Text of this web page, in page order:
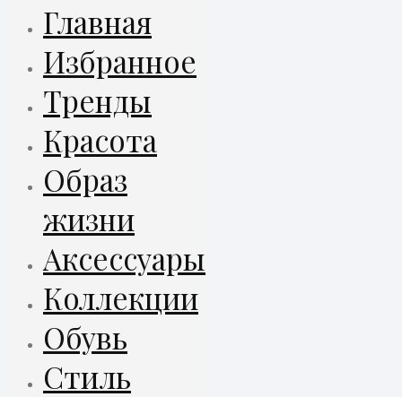
Главная
Избранное
Тренды
Красота
Образ
жизни
Аксессуары
Коллекции
Обувь
Стиль